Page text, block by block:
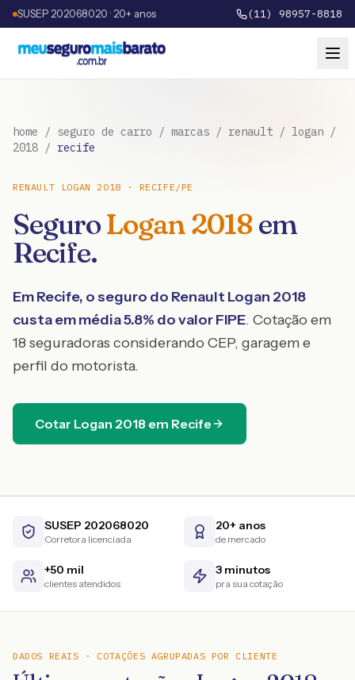
SUSEP 202068020 · 20+ anos (11) 98957-8818
home / seguro de carro / marcas / renault / logan /
2018 / recife
RENAULT LOGAN 2018 · RECIFE /PE
SeguroLogan2018em
Recife.
EmRecife, o seguro do Renault Logan 2018
custa em média5.8% do valor FIPE. Cotação em
18 seguradoras considerando CEP, garagem e
perfil do motorista.
Cotar Logan 2018 em Recife
SUSEP 202068020
Corretora licenciada
20+ anos
de mercado
+50 mil
clientes atendidos
3 minutos
pra sua cotação
DADOS REAIS · COTAÇÕES AGRUPADAS POR CLIENTE